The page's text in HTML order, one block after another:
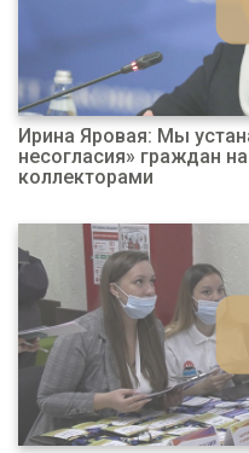
Ирина Яровая: Мы
несогласия» граждан
коллекторами